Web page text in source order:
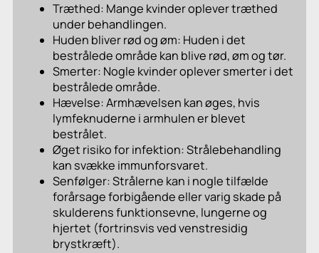
Træthed: Mange kvinder oplever træthed
under behandlingen.
Huden bliver rød og øm: Huden i det
bestrålede område kan blive rød, øm og tør.
Smerter: Nogle kvinder oplever smerter i det
bestrålede område.
Hævelse: Armhævelsen kan øges, hvis
lymfeknuderne i armhulen er blevet
bestrålet.
Øget risiko for infektion: Strålebehandling
kan svække immunforsvaret.
Senfølger: Strålerne kan i nogle tilfælde
forårsage forbigående eller varig skade på
skulderens funktionsevne, lungerne og
hjertet (fortrinsvis ved venstresidig
brystkræft).